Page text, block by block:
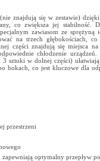
znajdują się w zestawie)
co zwiększa jej stabilność.
zawiasom ze sprężyną
na trzech głębokościach, co
części znajdują się miejsca
chłodzenie urządzeń.
sztuki w dolnej części) ułatwiają
bokach, co jest kluczowe dla
przestrzeni
optymalny przepływ